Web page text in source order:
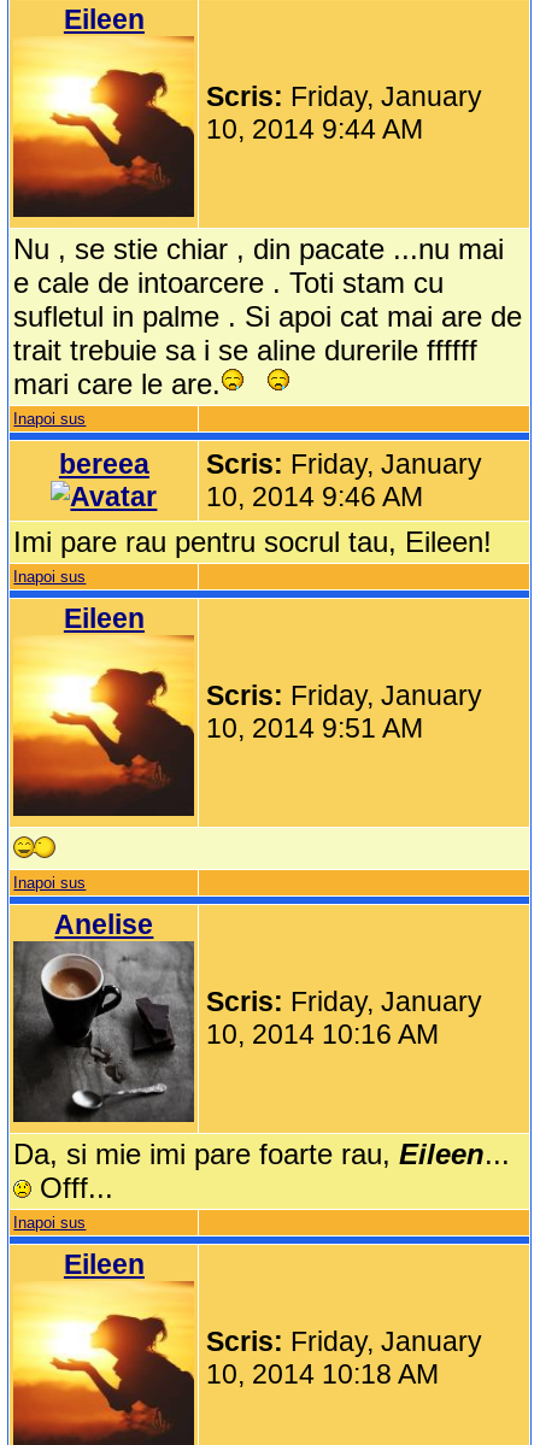
Eileen
Scris: Friday, January
10, 2014 9:44 AM
Nu , se stie chiar , din pacate ...nu mai
e cale de intoarcere . Toti stam cu
sufletul in palme . Si apoi cat mai are de
trait trebuie sa i se aline durerile ffffff
mari care le are.
Inapoi sus
bereea Scris: Friday, January
10, 2014 9:46 AM
Imi pare rau pentru socrul tau, Eileen!
Inapoi sus
Eileen
Scris: Friday, January
10, 2014 9:51 AM
Inapoi sus
Anelise
Scris: Friday, January
10, 2014 10:16 AM
Da, si mie imi pare foarte rau,Eileen...
Offf...
Inapoi sus
Eileen
Scris: Friday, January
10, 2014 10:18 AM